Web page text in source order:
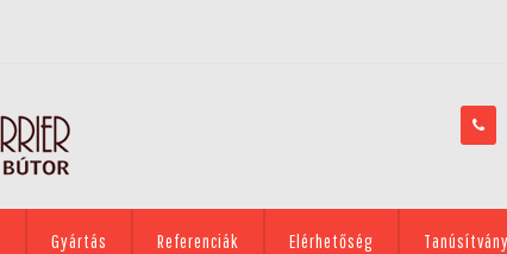
Gyártás Referenciák Elérhetőség